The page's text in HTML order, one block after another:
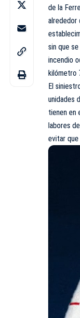
de la
alrededor
sin que
incendio
kilómetro
El
unidades
tienen en
labores
evitar que